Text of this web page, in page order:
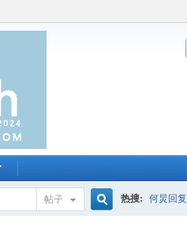
帖子 热搜: 何炅回复